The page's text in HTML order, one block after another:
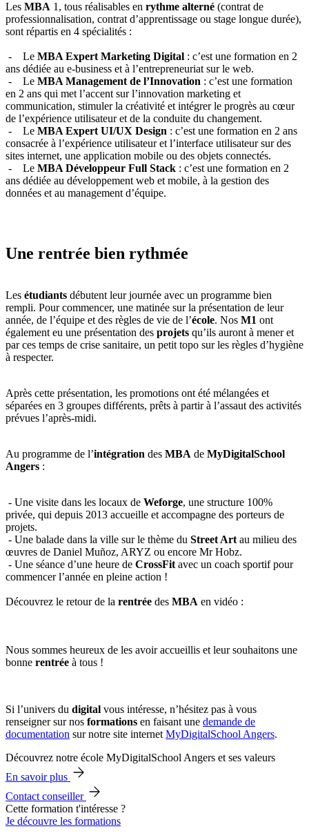
Les MBA 1, tous réalisables en rythme alterné (contrat de
professionnalisation, contrat d’apprentissage ou stage longue durée),
sont répartis en 4 spécialités :
- Le MBA Expert Marketing Digital : c’est une formation en 2
ans dédiée au e-business et à l’entrepreneuriat sur le web.
- Le MBA Management de l’Innovation : c’est une formation
en 2 ans qui met l’accent sur l’innovation marketing et
communication, stimuler la créativité et intégrer le progrès au cœur
de l’expérience utilisateur et de la conduite du changement.
- Le MBA Expert UI/UX Design : c’est une formation en 2 ans
consacrée à l’expérience utilisateur et l’interface utilisateur sur des
sites internet, une application mobile ou des objets connectés.
- Le MBA Développeur Full Stack : c’est une formation en 2
ans dédiée au développement web et mobile, à la gestion des
données et au management d’équipe.
Une rentrée bien rythmée
Les étudiants débutent leur journée avec un programme bien
rempli. Pour commencer, une matinée sur la présentation de leur
année, de l’équipe et des règles de vie de l’école. Nos M1 ont
également eu une présentation des projets qu’ils auront à mener et
par ces temps de crise sanitaire, un petit topo sur les règles d’hygiène
à respecter.
Après cette présentation, les promotions ont été mélangées et
séparées en 3 groupes différents, prêts à partir à l’assaut des activités
prévues l’après-midi.
Au programme de l’intégration des MBA de MyDigitalSchool
Angers :
- Une visite dans les locaux de Weforge, une structure 100%
privée, qui depuis 2013 accueille et accompagne des porteurs de
projets.
- Une balade dans la ville sur le thème du Street Art au milieu des
œuvres de Daniel Muñoz, ARYZ ou encore Mr Hobz.
- Une séance d’une heure de CrossFit avec un coach sportif pour
commencer l’année en pleine action !
Découvrez le retour de la rentrée des MBA en vidéo :
Nous sommes heureux de les avoir accueillis et leur souhaitons une
bonne rentrée à tous !
Si l’univers du digital vous intéresse, n’hésitez pas à vous
renseigner sur nos formations en faisant une demande de
documentation sur notre site internet MyDigitalSchool Angers.
Découvrez notre école MyDigitalSchool Angers et ses valeurs
En savoir plus
Contact conseiller
Cette formation t'intéresse ?
Je découvre les formations